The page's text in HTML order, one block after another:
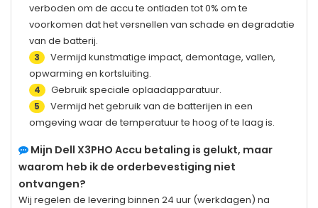
verboden om de accu te ontladen tot 0% om te
voorkomen dat het versnellen van schade en degradatie
van de batterij.
3
Vermijd kunstmatige impact, demontage, vallen,
opwarming en kortsluiting.
4 Gebruik speciale oplaadapparatuur.
5
Vermijd het gebruik van de batterijen in een
omgeving waar de temperatuur te hoog of te laag is.
Mijn Dell X3PHO Accu betaling is gelukt, maar
waarom heb ik de orderbevestiging niet
ontvangen?
Wij regelen de levering binnen 24 uur (werkdagen) na